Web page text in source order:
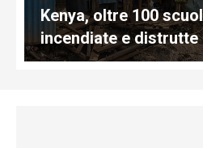
Kenya, oltre 100
incendiate e distrutte